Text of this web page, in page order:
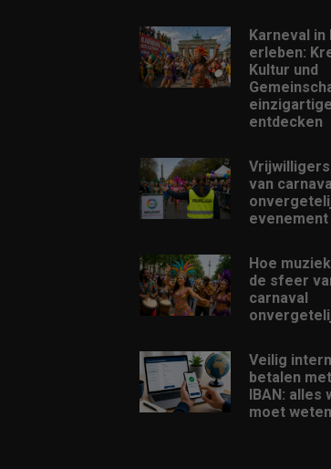
Karneval in
erleben:
Kultur und
entdecken
van
evenement
Hoe
de sfeer
carnaval
Veilig
betalen
IBAN: alles
moet weten